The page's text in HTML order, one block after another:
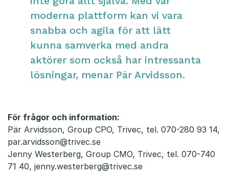
moderna plattform kan vi vara
snabba och agila för att lätt
kunna samverka med andra
aktörer som också har intressanta
lösningar, menar Pär Arvidsson.
För frågor och information:
Pär Arvidsson, Group CPO, Trivec, tel. 070-280 93 14,
par.arvidsson@trivec.se
Jenny Westerberg, Group CMO, Trivec, tel. 070-740
71 40, jenny.westerberg@trivec.se